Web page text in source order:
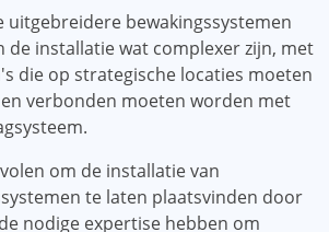
uitgebreidere bewakingssystemen
de installatie wat complexer zijn, met
die op strategische locaties moeten
verbonden moeten worden met
om de installatie van
te laten plaatsvinden door
nodige expertise hebben om